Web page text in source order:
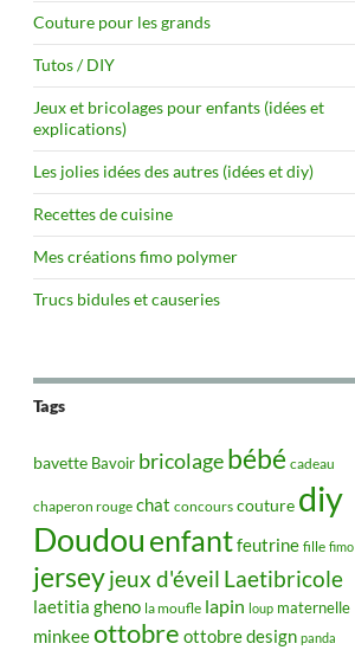
Couture pour les grands
Tutos / DIY
Jeux et bricolages pour enfants (idées et
explications)
Les jolies idées des autres (idées et diy)
Recettes de cuisine
Mes créations fimo polymer
Trucs bidules et causeries
Tags
bavette Bavoir bricolagebébé cadeau
chaperon rouge chat concours couture diy
Doudou enfantfeutrine fille fimo
jerseyjeux d'éveil Laetibricole
laetitia gheno la moufle lapin loup maternelle
minkeeottobre ottobre design panda